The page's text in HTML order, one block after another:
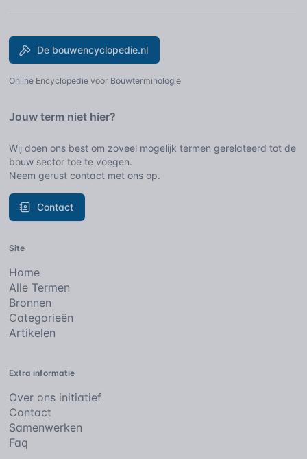
De bouwencyclopedie.nl
Online Encyclopedie voor Bouwterminologie
Jouw term niet hier?
Wij doen ons best om zoveel mogelijk termen gerelateerd tot de
bouw sector toe te voegen.
Neem gerust contact met ons op.
Contact
Site
Home
Alle Termen
Bronnen
Categorieën
Artikelen
Extra informatie
Over ons initiatief
Contact
Samenwerken
Faq